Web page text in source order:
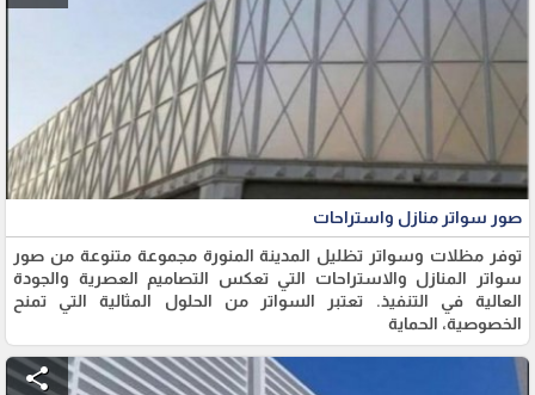
صور سواتر منازل واستراحات
توفر مظلات وسواتر تظليل المدينة المنورة مجموعة متنوعة من صور
سواتر المنازل والاستراحات التي تعكس التصاميم العصرية والجودة
العالية في التنفيذ. تعتبر السواتر من الحلول المثالية التي تمنح
الخصوصية، الحماية
share